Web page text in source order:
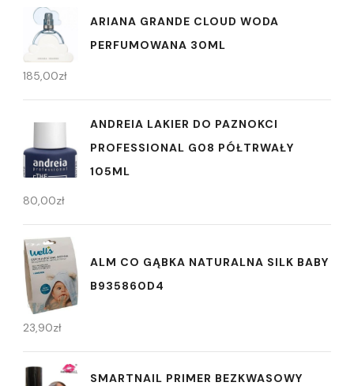
ARIANA GRANDE CLOUD WODA
PERFUMOWANA 30ML
185,00zł
ANDREIA LAKIER DO PAZNOKCI
PROFESSIONAL G08 PÓŁTRWAŁY
105ML
80,00zł
ALM CO GĄBKA NATURALNA SILK BABY
B935860D4
23,90zł
SMARTNAIL PRIMER BEZKWASOWY